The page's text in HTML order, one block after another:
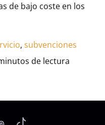
de bajo coste en los
, subvenciones
de lectura